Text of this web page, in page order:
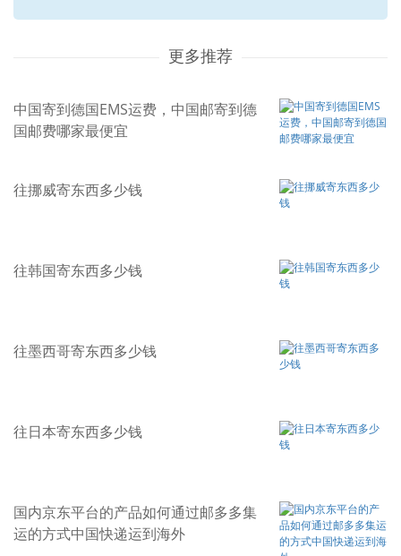
更多推荐
中国寄到德国EMS运费，中国邮寄到德
国邮费哪家最便宜
往挪威寄东西多少钱
往韩国寄东西多少钱
往墨西哥寄东西多少钱
往日本寄东西多少钱
国内京东平台的产品如何通过邮多多集
运的方式中国快递运到海外